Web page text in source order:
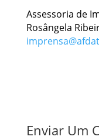
Assessoria de
Rosângela
Enviar Um